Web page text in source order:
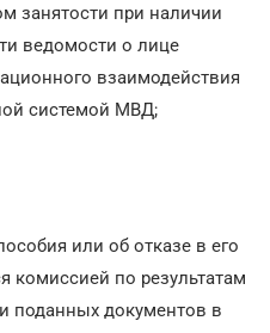
занятости при наличии
ведомости о лице
взаимодействия
системой МВД;
или об отказе в его
комиссией по результатам
поданных документов в